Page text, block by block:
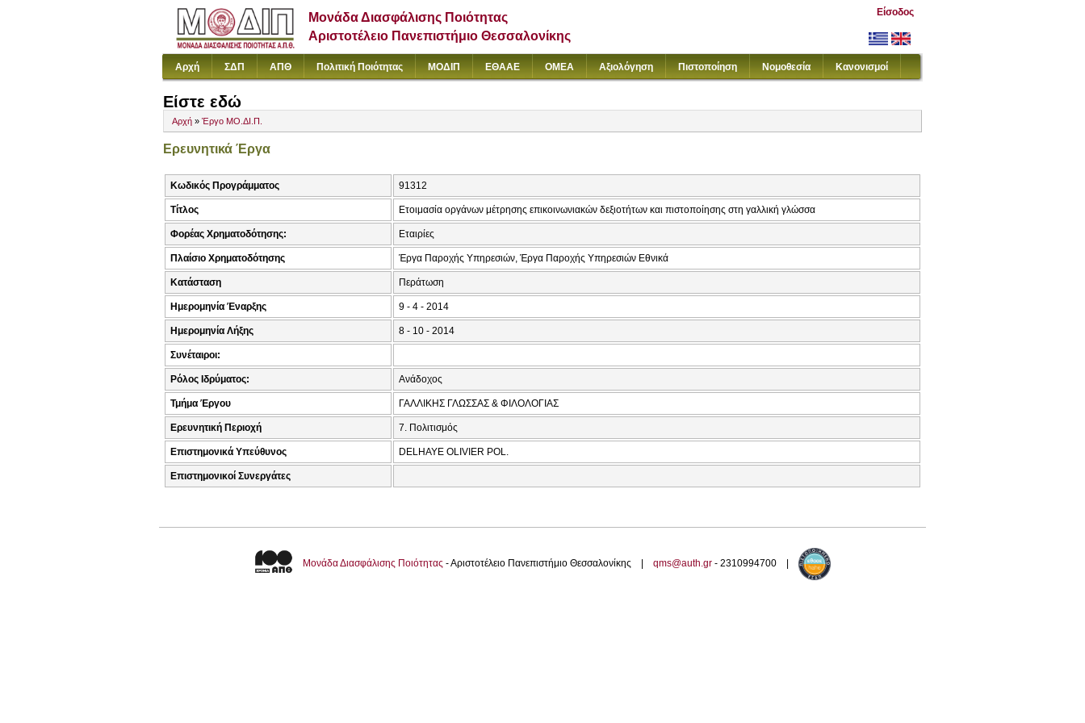
Μονάδα Διασφάλισης Ποιότητας
Αριστοτέλειο Πανεπιστήμιο Θεσσαλονίκης
Είσοδος
Αρχή ΣΔΠ ΑΠΘ Πολιτική Ποιότητας ΜΟΔΙΠ ΕΘΑΑΕ ΟΜΕΑ Αξιολόγηση Πιστοποίηση Νομοθεσία Κανονισμοί
Είστε εδώ
Αρχή » Έργο ΜΟ.ΔΙ.Π.
Ερευνητικά Έργα
Κωδικός Προγράμματος 91312
Τίτλος Ετοιμασία οργάνων μέτρησης επικοινωνιακών δεξιοτήτων και πιστοποίησης στη γαλλική γλώσσα
Φορέας Χρηματοδότησης: Εταιρίες
Πλαίσιο Χρηματοδότησης Έργα Παροχής Υπηρεσιών, Έργα Παροχής Υπηρεσιών Εθνικά
Κατάσταση Περάτωση
Ημερομηνία Έναρξης 9 - 4 - 2014
Ημερομηνία Λήξης 8 - 10 - 2014
Συνέταιροι:
Ρόλος Ιδρύματος: Ανάδοχος
Τμήμα Έργου ΓΑΛΛΙΚΗΣ ΓΛΩΣΣΑΣ & ΦΙΛΟΛΟΓΙΑΣ
Ερευνητική Περιοχή 7. Πολιτισμός
Επιστημονικά Υπεύθυνος DELHAYE OLIVIER POL.
Επιστημονικοί Συνεργάτες
Μονάδα Διασφάλισης Ποιότητας - Αριστοτέλειο Πανεπιστήμιο Θεσσαλονίκης | qms@auth.gr - 2310994700 |